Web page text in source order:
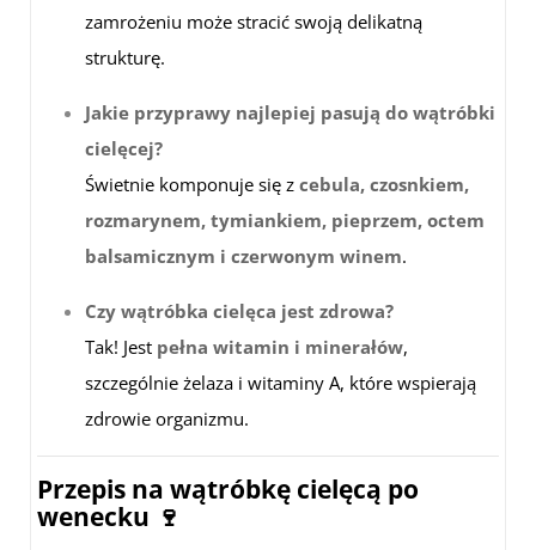
zamrożeniu może stracić swoją delikatną
strukturę.
Jakie przyprawy najlepiej pasują do wątróbki
cielęcej?
Świetnie komponuje się z cebula, czosnkiem,
rozmarynem, tymiankiem, pieprzem, octem
balsamicznym i czerwonym winem.
Czy wątróbka cielęca jest zdrowa?
Tak! Jest pełna witamin i minerałów,
szczególnie żelaza i witaminy A, które wspierają
zdrowie organizmu.
Przepis na wątróbkę cielęcą po
wenecku 🍷